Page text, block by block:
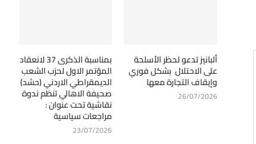
ألبانيز تدعو لحظر الأسلحة
على الاحتلال بشكل فوري
وإيقاف التجارة معها
26/07/2026
بمناسبة الذكرى 37 لانعقاد
المؤتمر الاول لحزب الشعب
الديمقراطي الاردني (حشد)
صحيفة الاهالي تنظم ندوة
نقاشية تحت عنوان :
مراجعات سياسية
23/07/2026